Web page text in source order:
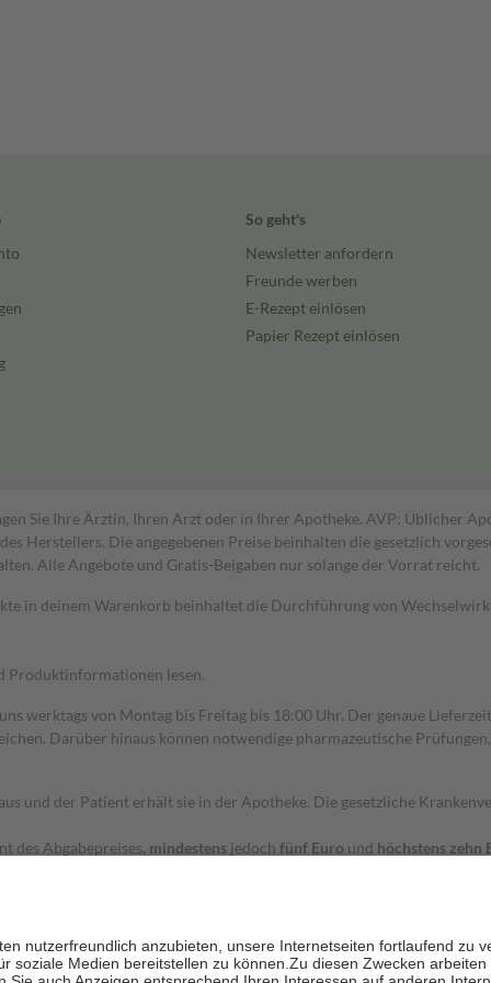
So geht's
Newsletter anfordern
Freunde werben
E-Rezept einlösen
Papier Rezept einlösen
Sie Ihre Ärztin, Ihren Arzt oder in Ihrer Apotheke. AVP: Üblicher
Die angegebenen Preise beinhalten die gesetzlich
Alle Angebote und Gratis-Beigaben nur solange der Vorrat reicht.
in deinem Warenkorb beinhaltet die Durchführung von
Produktinformationen lesen.
werktags von Montag bis Freitag bis 18:00 Uhr. Der genaue
Darüber hinaus können notwendige pharmazeutische
und der Patient erhält sie in der Apotheke. Die gesetzliche
des Abgabepreises, mindestens jedoch fünf Euro und höchstens zehn
und die besondere Stellung der Familie zu unterstützen, fallen
der Fahrkosten